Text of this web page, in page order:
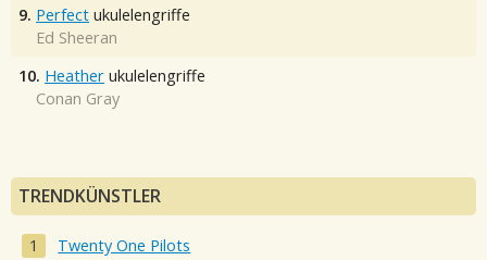
9. Perfect ukulelengriffe
Ed Sheeran
10. Heather ukulelengriffe
Conan Gray
TRENDKÜNSTLER
Twenty One Pilots